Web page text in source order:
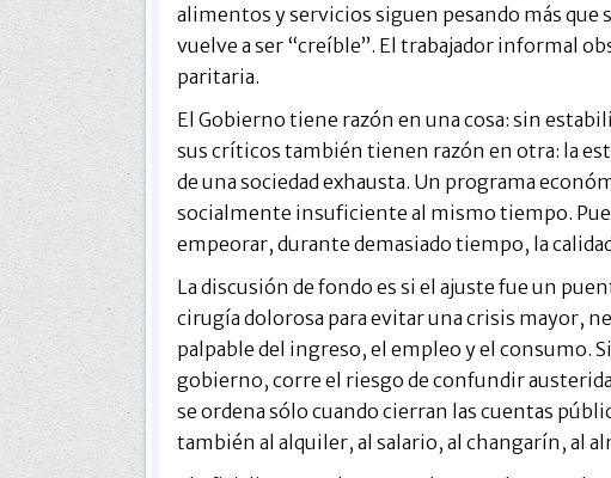
alimentos y servicios siguen pesando más que
vuelve a ser “creíble”. El trabajador informal
paritaria.
El Gobierno tiene razón en una cosa: sin
sus críticos también tienen razón en otra: la
de una sociedad exhausta. Un programa
socialmente insuficiente al mismo tiempo.
empeorar, durante demasiado tiempo, la
La discusión de fondo es si el ajuste fue un
cirugía dolorosa para evitar una crisis mayor,
palpable del ingreso, el empleo y el consumo.
gobierno, corre el riesgo de confundir
se ordena sólo cuando cierran las cuentas
también al alquiler, al salario, al changarín, al